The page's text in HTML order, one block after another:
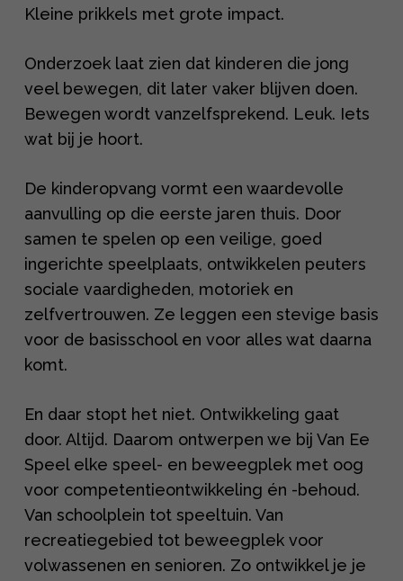
Kleine prikkels met grote impact.
Onderzoek laat zien dat kinderen die jong
veel bewegen, dit later vaker blijven doen.
Bewegen wordt vanzelfsprekend. Leuk. Iets
wat bij je hoort.
De kinderopvang vormt een waardevolle
aanvulling op die eerste jaren thuis. Door
samen te spelen op een veilige, goed
ingerichte speelplaats, ontwikkelen peuters
sociale vaardigheden, motoriek en
zelfvertrouwen. Ze leggen een stevige basis
voor de basisschool en voor alles wat daarna
komt.
En daar stopt het niet. Ontwikkeling gaat
door. Altijd. Daarom ontwerpen we bij Van Ee
Speel elke speel- en beweegplek met oog
voor competentieontwikkeling én -behoud.
Van schoolplein tot speeltuin. Van
recreatiegebied tot beweegplek voor
volwassenen en senioren. Zo ontwikkel je je